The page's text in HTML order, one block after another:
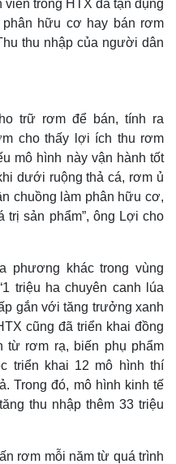
Multimedia
Video
Ảnh
E-Magazine
Infographic
trong HTX đã tận dụng
hữu cơ hay bán rơm
thu nhập của người dân
trữ rơm để bán, tính ra
cho thấy lợi ích thu rơm
mô hình này vận hành tốt
dưới ruộng thả cá, rơm ủ
chuồng làm phân hữu cơ,
sản phẩm”, ông Lợi cho
phương khác trong vùng
triệu ha chuyên canh lúa
gắn với tăng trưởng xanh
cũng đã triển khai đồng
từ rơm rạ, biến phụ phẩm
triển khai 12 mô hình thí
Trong đó, mô hình kinh tế
thu nhập thêm 33 triệu
rơm mỗi năm từ quá trình